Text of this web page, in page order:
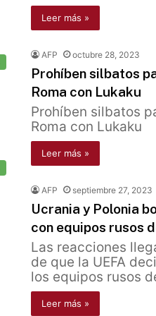
Leer más »
AFP octubre 28, 2023
Prohíben silbatos
Roma con Lukaku
Prohíben silbatos
Roma con Lukaku
Leer más »
AFP septiembre 27, 2023
Ucrania y Polonia
con equipos rusos
Las reacciones
de que la UEFA
los equipos rusos
Leer más »